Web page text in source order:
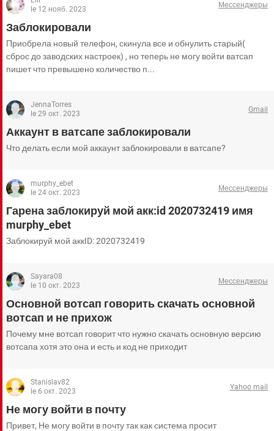
ВИДЕО
YANDEX
le 12 нояб. 2023
Мессенджеры
Заблокировали
Приобрела новый телефон, скинула все и обнулить старый(
сброс до заводских настроек) , но теперь не могу войти ватсап
пишет что превышено количество п...
JennaTorres
le 29 окт. 2023
Gmail
Аккаунт в ватсапе заблокировали
Что делать если мой аккаунт заблокировали в ватсапе?
murphy_ebet
le 24 окт. 2023
Мессенджеры
Гарена заблокируй мой акк:id 2020732419 имя
murphy_ebet
Заблокируй мой аккID: 2020732419
Sayara08
le 10 окт. 2023
Мессенджеры
Основной вотсап говорить скачать основной
вотсап и не прихож
Почему мне вотсап говорит что нужно скачать основную версию
вотсапа хотя это она и есть и код не приходит
Stanislav82
le 6 окт. 2023
Yahoo mail
Не могу войти в почту
Привет, Не могу войти в почту так как система просит